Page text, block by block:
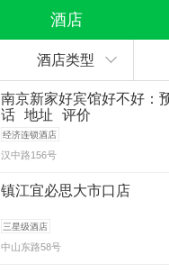
酒店
酒店类型
南京新家好宾馆好不好：
话 地址 评价
经济连锁酒店
汉中路156号
镇江宜必思大市口店
三星级酒店
中山东路58号
全部分类 搜索